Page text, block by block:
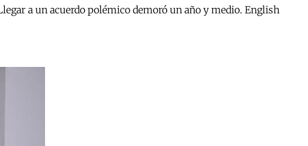
a un acuerdo polémico demoró un año y medio. English